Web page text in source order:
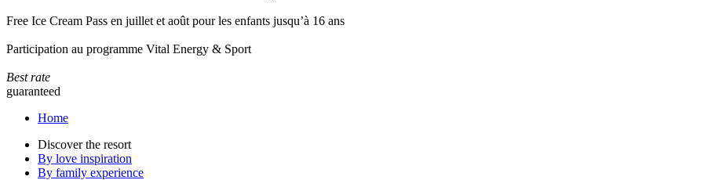
Free Ice Cream Pass en juillet et août pour les enfants jusqu’à 16 ans
Participation au programme Vital Energy & Sport
Best rate
guaranteed
Home
Discover the resort
By love inspiration
By family experience